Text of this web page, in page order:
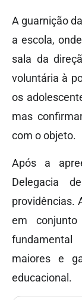
A guarnição
a escola,
sala da
voluntária à
os
mas
com o objeto.
Após a
Delegacia
providências.
em
fundamental
maiores e
educacional.